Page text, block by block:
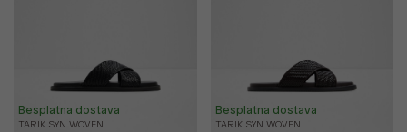
TARIK SYN WOVEN
Besplatna dostava
TARIK SYN WOVEN
Besplatna dostava